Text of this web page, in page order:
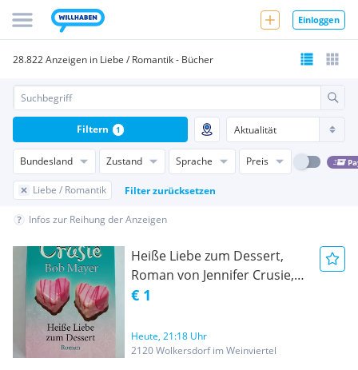
Einloggen
28.822 Anzeigen in Liebe / Romantik - Bücher
Bundesland Zustand Sprache Preis
Liebe / Romantik Filter zurücksetzen
Filtern 1
Infos zur Reihung der Anzeigen
Heiße Liebe zum Dessert,
Roman von Jennifer Crusie,
ISBN 9783442467099, K25
€ 1
Heute, 21:18 Uhr
2120 Wolkersdorf im Weinviertel